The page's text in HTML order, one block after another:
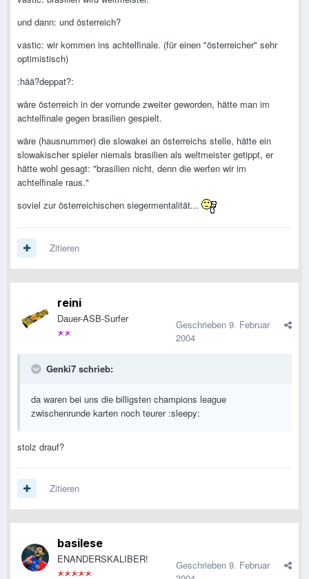
und dann: und österreich?
vastic: wir kommen ins achtelfinale. (für einen "österreicher" sehr
optimistisch)
:hää?deppat?:
wäre österreich in der vorrunde zweiter geworden, hätte man im
achtelfinale gegen brasilien gespielt.
wäre (hausnummer) die slowakei an österreichs stelle, hätte ein
slowakischer spieler niemals brasilien als weltmeister getippt, er
hätte wohl gesagt: "brasilien nicht, denn die werfen wir im
achtelfinale raus."
soviel zur österreichischen siegermentalität...
Zitieren
reini
Dauer-ASB-Surfer Geschrieben 9. Februar
2004
Genki7 schrieb:
da waren bei uns die billigsten champions league
zwischenrunde karten noch teurer :sleepy:
stolz drauf?
Zitieren
basilese
ENANDERSKALIBER! Geschrieben 9. Februar